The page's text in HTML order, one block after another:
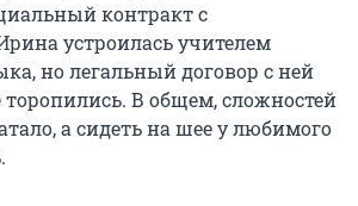
контракт с
устроилась учителем
но легальный договор с ней
В общем, сложностей
а сидеть на шее у любимого